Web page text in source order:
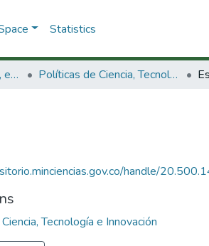
Statistics
3.2.1. Políticas, estudios, evaluaciones e indicadores de CTeI Políticas de Ciencia, Tecnología e Innovación
handle/
Tecnología e Innovación